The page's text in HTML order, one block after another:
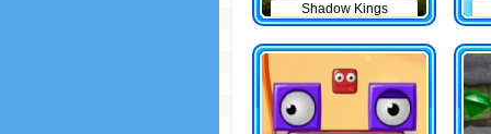
Shadow Kings